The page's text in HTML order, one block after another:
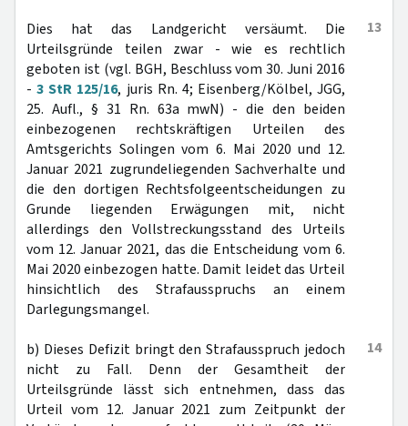
13
Dies hat das Landgericht versäumt. Die
Urteilsgründe teilen zwar - wie es rechtlich
geboten ist (vgl. BGH, Beschluss vom 30. Juni 2016
-3 StR 125/16, juris Rn. 4; Eisenberg/Kölbel, JGG,
25. Aufl., § 31 Rn. 63a mwN) - die den beiden
einbezogenen rechtskräftigen Urteilen des
Amtsgerichts Solingen vom 6. Mai 2020 und 12.
Januar 2021 zugrundeliegenden Sachverhalte und
die den dortigen Rechtsfolgeentscheidungen zu
Grunde liegenden Erwägungen mit, nicht
allerdings den Vollstreckungsstand des Urteils
vom 12. Januar 2021, das die Entscheidung vom 6.
Mai 2020 einbezogen hatte. Damit leidet das Urteil
hinsichtlich des Strafausspruchs an einem
Darlegungsmangel.
14
b) Dieses Defizit bringt den Strafausspruch jedoch
nicht zu Fall. Denn der Gesamtheit der
Urteilsgründe lässt sich entnehmen, dass das
Urteil vom 12. Januar 2021 zum Zeitpunkt der